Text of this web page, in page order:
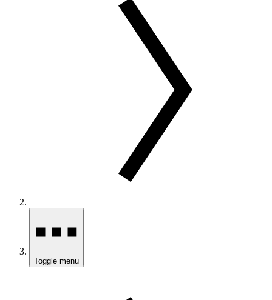
Toggle menu